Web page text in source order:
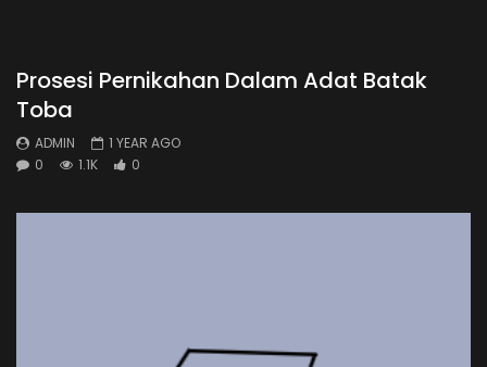
Prosesi Pernikahan Dalam Adat Batak
Toba
ADMIN
1 YEAR AGO
0
1.1K 0